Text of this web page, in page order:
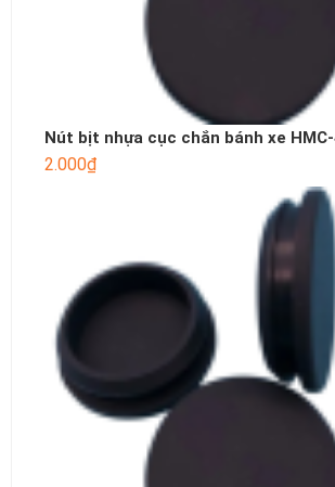
Nút bịt nhựa cục chắn bánh xe
2.000₫